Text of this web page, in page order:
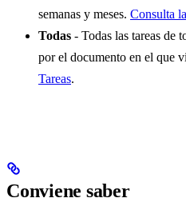
semanas y meses. Consulta
Todas - Todas las tareas de
por el documento en el que
Tareas.
Conviene saber